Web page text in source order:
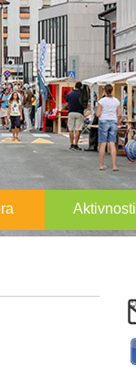
Aktivnosti